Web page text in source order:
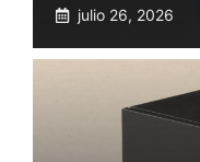
julio 26, 2026